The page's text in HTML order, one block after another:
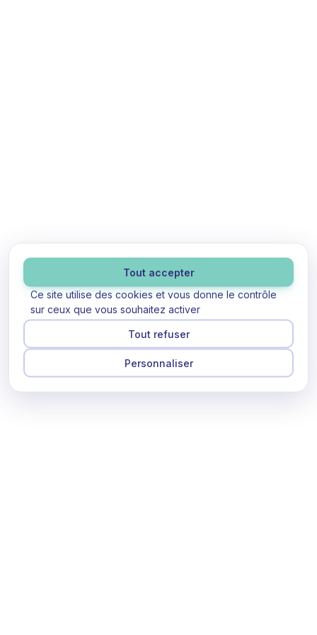
Ce site utilise des cookies et vous donne le contrôle
sur ceux que vous souhaitez activer
Tout accepter
Tout refuser
Personnaliser